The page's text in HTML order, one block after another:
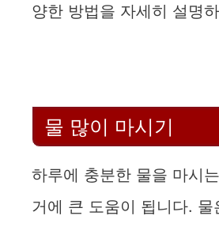
양한 방법을 자세히 설명
물 많이 마시기
하루에 충분한 물을 마시
거에 큰 도움이 됩니다. 물